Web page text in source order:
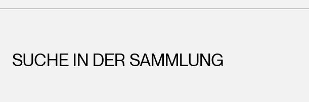
SUCHE IN DER SAMMLUNG